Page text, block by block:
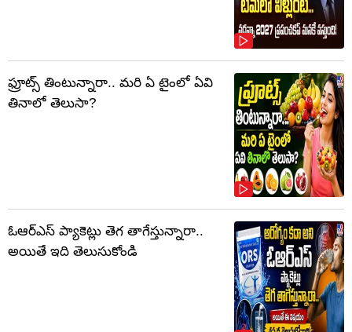
ఫ్రూట్స్‌ తింటున్నారా.. మరి ఏ టైంలో ఏవి
తినాలో తెలుసా?
ఓఆర్‌ఎస్‌ ప్యాకెట్లు తెగ తాగేస్తున్నారా..
అయితే ఇది తెలుసుకోండి